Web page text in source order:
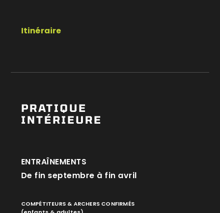
Itinéraire
PRATIQUE
INTÉRIEURE
ENTRAÎNEMENTS
De fin septembre à fin avril
COMPÉTITEURS & ARCHERS CONFIRMÉS